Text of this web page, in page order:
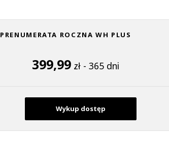
PRENUMERATA ROCZNA WH PLUS
399,99 zł - 365 dni
Wykup dostęp